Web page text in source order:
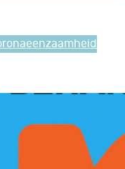
eenzaamheid